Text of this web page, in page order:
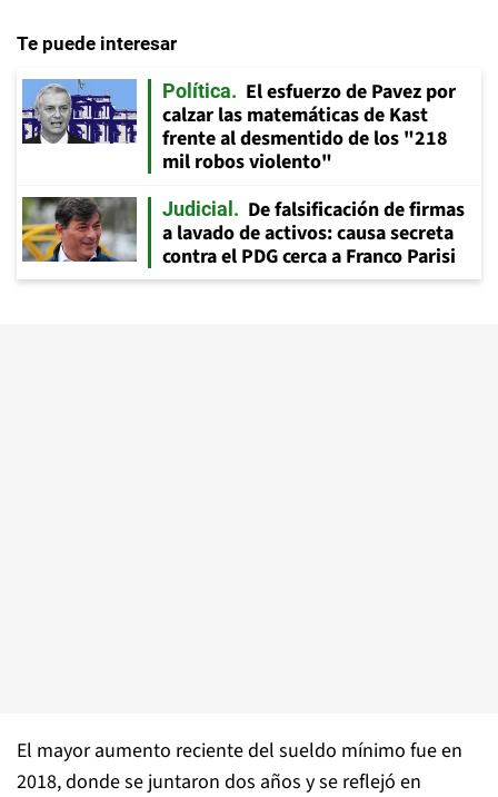
Te puede interesar
Política
El esfuerzo de Pavez por
calzar las matemáticas de Kast
frente al desmentido de los "218
mil robos violento"
Judicial
De falsificación de firmas
a lavado de activos: causa secreta
contra el PDG cerca a Franco Parisi
El mayor aumento reciente del sueldo mínimo fue en
2018, donde se juntaron dos años y se reflejó en